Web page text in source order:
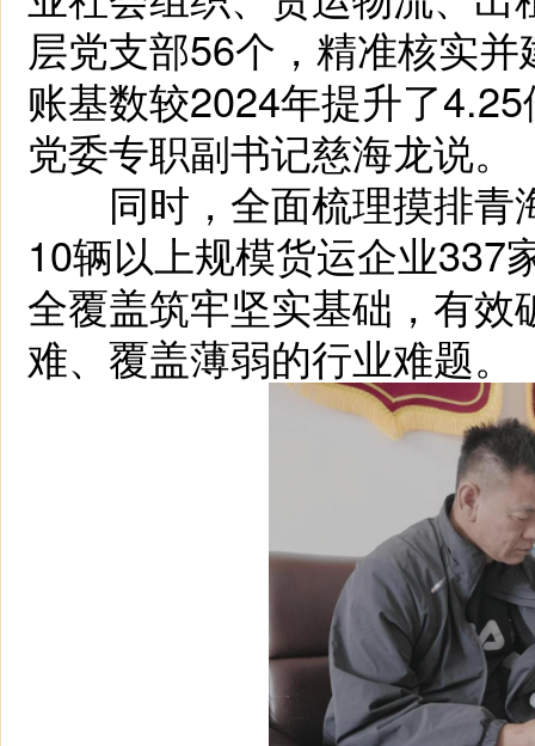
层党支部56个，精准核实
账基数较2024年提升了
党委专职副书记慈海龙说。
同时，全面梳理摸排青
10辆以上规模货运企业337
全覆盖筑牢坚实基础，有
难、覆盖薄弱的行业难题。